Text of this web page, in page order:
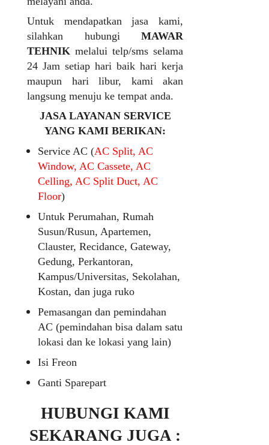
Untuk mendapatkan jasa kami,
silahkan hubungi MAWAR
TEHNIK melalui telp/sms selama
24 Jam setiap hari baik hari kerja
maupun hari libur, kami akan
langsung menuju ke tempat anda.
JASA LAYANAN SERVICE
YANG KAMI BERIKAN:
Service AC (AC Split, AC
Window, AC Cassete, AC
Celling, AC Split Duct, AC
Floor)
Untuk Perumahan, Rumah
Susun/Rusun, Apartemen,
Clauster, Recidance, Gateway,
Gedung, Perkantoran,
Kampus/Universitas, Sekolahan,
Kostan, dan juga ruko
Pemasangan dan pemindahan
AC (pemindahan bisa dalam satu
lokasi dan ke lokasi yang lain)
Isi Freon
Ganti Sparepart
HUBUNGI KAMI
SEKARANG JUGA :